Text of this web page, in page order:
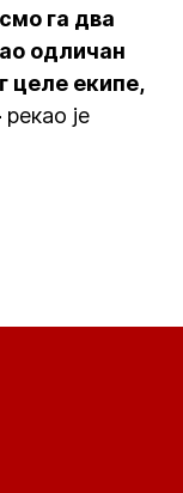
га два
одличан
целе екипе,
рекао је